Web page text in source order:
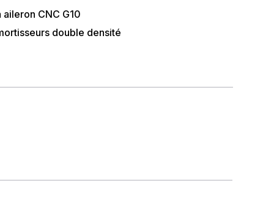
aileron CNC G10
double densité